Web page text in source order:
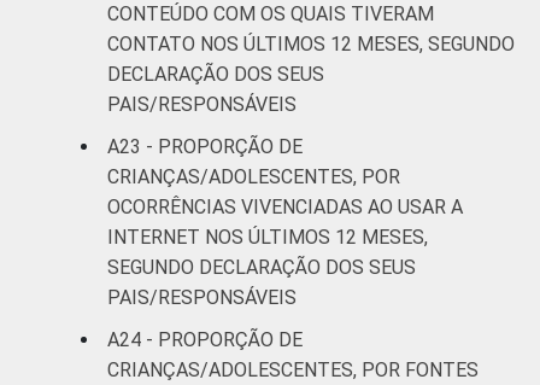
CONTEÚDO COM OS QUAIS TIVERAM
CONTATO NOS ÚLTIMOS 12 MESES, SEGUNDO
DECLARAÇÃO DOS SEUS
PAIS/RESPONSÁVEIS
A23 - PROPORÇÃO DE
CRIANÇAS/ADOLESCENTES, POR
OCORRÊNCIAS VIVENCIADAS AO USAR A
INTERNET NOS ÚLTIMOS 12 MESES,
SEGUNDO DECLARAÇÃO DOS SEUS
PAIS/RESPONSÁVEIS
A24 - PROPORÇÃO DE
CRIANÇAS/ADOLESCENTES, POR FONTES